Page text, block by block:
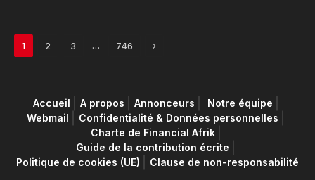
1 2 3 … 746 Next
Accueil A propos Annonceurs
Notre équipe
Webmail
Confidentialité & Données personnelles
Charte de Financial Afrik
Guide de la contribution écrite
Politique de cookies (UE)
Clause de non-responsabilité